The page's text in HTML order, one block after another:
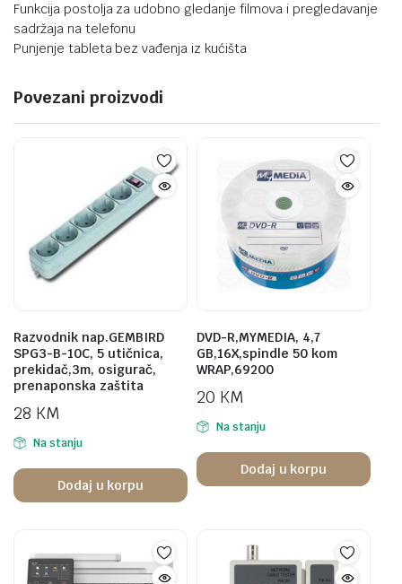
Funkcija postolja za udobno gledanje filmova i pregledavanje
sadržaja na telefonu
Punjenje tableta bez vađenja iz kućišta
Povezani proizvodi
Razvodnik nap.GEMBIRD
SPG3-B-10C, 5 utičnica,
prekidač,3m, osigurač,
prenaponska zaštita
28 KM
Na stanju
Dodaj u korpu
DVD-R,MYMEDIA, 4,7
GB,16X,spindle 50 kom
WRAP,69200
20 KM
Na stanju
Dodaj u korpu